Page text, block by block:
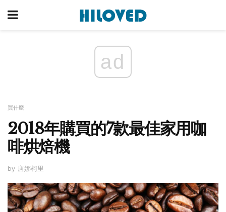
ad
買什麼
2018年購買的7款最佳家用咖
啡烘焙機
by 唐娜柯里